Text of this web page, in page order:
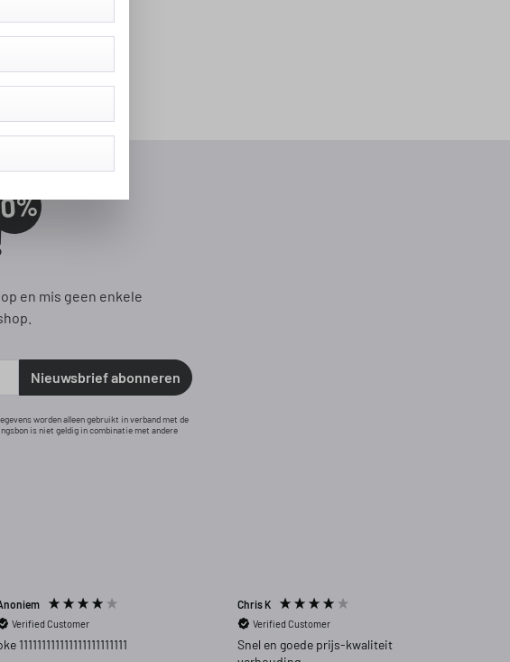
en mis geen enkele
Nieuwsbrief abonneren
worden alleen gebruikt in verband met de
is niet geldig in combinatie met andere
Verified Customer
111111111111111111111111
Chris K
Verified Customer
Snel en goede prijs-kwaliteit